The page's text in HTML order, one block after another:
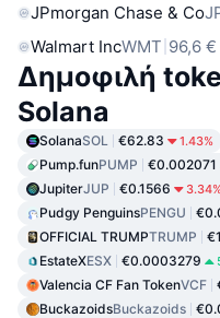
JPmorgan Chase & Co
Walmart IncWMT 96,6 €
Δημοφιλή
Solana
SolanaSOL €62.83 1.43%
Pump.funPUMP €0.002071
JupiterJUP €0.1566
Pudgy PenguinsPENGU
OFFICIAL TRUMPTRUMP
EstateXESX €0.0003279
Valencia CF Fan TokenVCF
BuckazoidsBuckazoids